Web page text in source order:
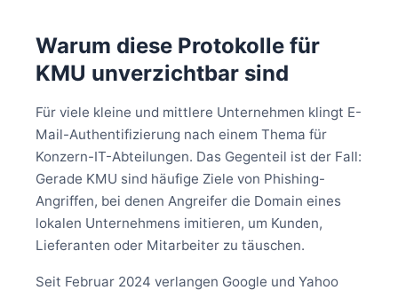
Warum diese Protokolle für
KMU unverzichtbar sind
Für viele kleine und mittlere Unternehmen klingt E-
Mail-Authentifizierung nach einem Thema für
Konzern-IT-Abteilungen. Das Gegenteil ist der Fall:
Gerade KMU sind häufige Ziele von Phishing-
Angriffen, bei denen Angreifer die Domain eines
lokalen Unternehmens imitieren, um Kunden,
Lieferanten oder Mitarbeiter zu täuschen.
Seit Februar 2024 verlangen Google und Yahoo